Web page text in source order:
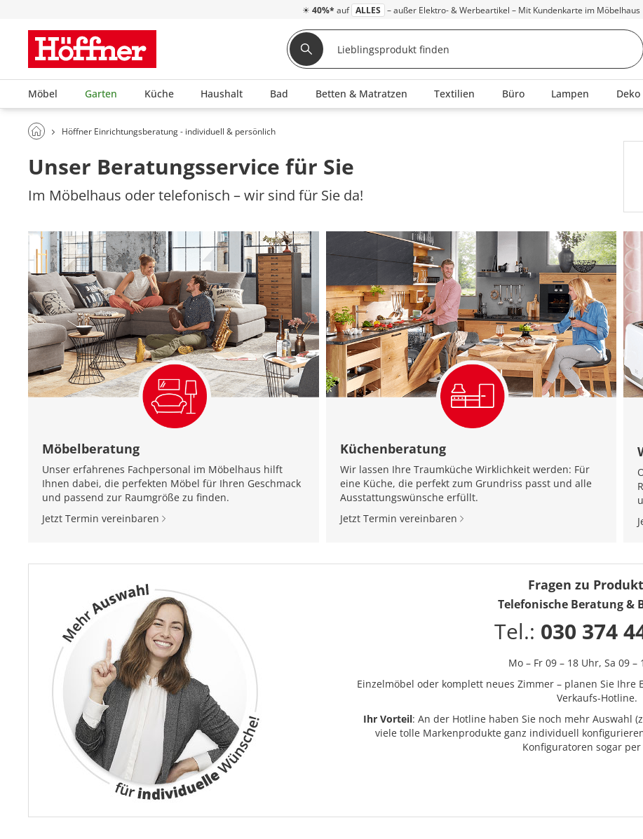
☀ 40%* auf ALLES – außer Elektro- & Werbeartikel – Mit Kundenkarte im Möbelhaus
Möbel Garten Küche Haushalt Bad Betten & Matratzen Textilien Büro Lampen Deko
Höffner Einrichtungsberatung - individuell & persönlich
Unser Beratungsservice für Sie
Im Möbelhaus oder telefonisch – wir sind für Sie da!
Möbelberatung
Unser erfahrenes Fachpersonal im Möbelhaus hilft
Ihnen dabei, die perfekten Möbel für Ihren Geschmack
und passend zur Raumgröße zu finden.
Jetzt Termin vereinbaren
Küchenberatung
Wir lassen Ihre Traumküche Wirklichkeit werden: Für
eine Küche, die perfekt zum Grundriss passt und alle
Ausstattungswünsche erfüllt.
Jetzt Termin vereinbaren
Fragen zu
Telefonische Beratung &
Tel.: 030 374
Mo – Fr 09 – 18 Uhr,Sa 09 –
Einzelmöbel oder komplett neues Zimmer – planen Sie
Verkaufs-Hotline.
Ihr Vorteil: An der Hotline haben Sie noch mehr Auswahl
viele tolle Markenprodukte ganz individuell
Konfiguratoren sogar per